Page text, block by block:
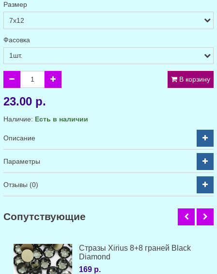
Размер
Фасовка
В корзину
23.00 р.
Наличие: Есть в наличии
Описание
Параметры
Отзывы (0)
Cопутствующие
Стразы Xirius 8+8 граней Black
Diamond
169 р.